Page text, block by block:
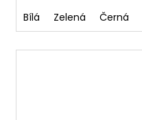
Bílá Zelená Černá